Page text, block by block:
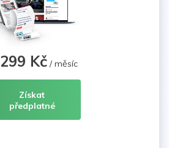
299 Kč/ měsíc
Získat
předplatné